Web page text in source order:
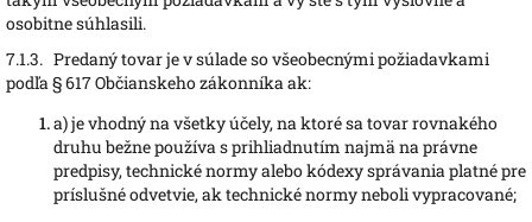
osobitne súhlasili.
7.1.3. Predaný tovar je v súlade so všeobecnými požiadavkami
podľa § 617 Občianskeho zákonníka ak:
a)je vhodný na všetky účely, na ktoré sa tovar rovnakého
druhu bežne používa s prihliadnutím najmä na právne
predpisy, technické normy alebo kódexy správania platné pre
príslušné odvetvie, ak technické normy neboli vypracované;